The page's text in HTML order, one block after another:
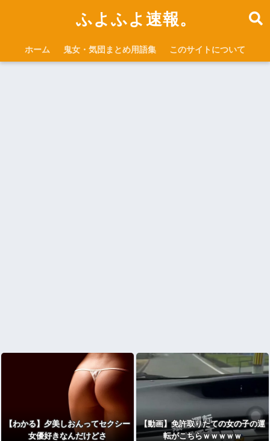
ふよふよ速報。
ホーム 鬼女・気団まとめ用語集 このサイトについて
【わかる】夕美しおんってセクシー
女優好きなんだけどさ
【動画】免許取りたての女の子の運
転がこちらｗｗｗｗｗ